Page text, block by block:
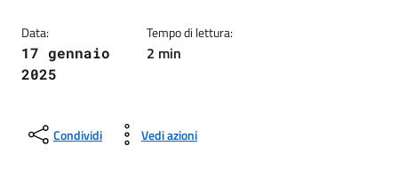
Data:
17 gennaio
2025
Tempo di lettura:
2 min
Condividi Vedi azioni